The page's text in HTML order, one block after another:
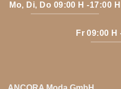
Mo, Di, Do 09:00 H -17:00 H
Fr 09:00 H